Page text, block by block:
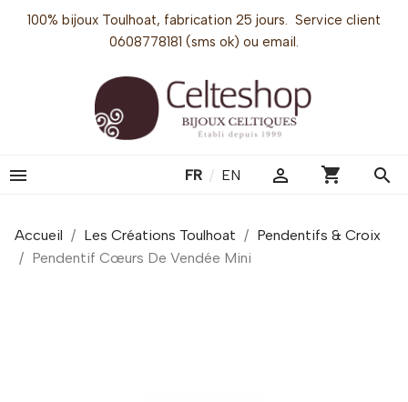
100% bijoux Toulhoat, fabrication 25 jours. Service client
0608778181 (sms ok) ou email.
 FR / EN  shopping_cart search
Accueil Les Créations Toulhoat
Pendentifs & Croix
Pendentif Cœurs De Vendée Mini